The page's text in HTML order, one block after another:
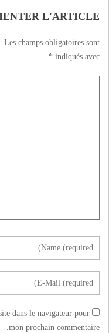
L'ARTICLE
Les champs obligatoires sont
indiqués avec
*
dans le navigateur pour
mon prochain commentaire.